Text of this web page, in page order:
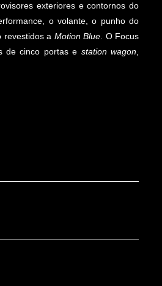
exteriores e contornos do
o volante, o punho do
revestidos a Motion Blue . O Focus
de cinco portas e station wagon